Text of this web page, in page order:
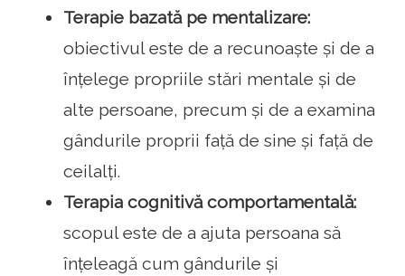
Terapie bazată pe mentalizare:
obiectivul este de a recunoaște și de a
înțelege propriile stări mentale și de
alte persoane, precum și de a examina
gândurile proprii față de sine și față de
ceilalți.
Terapia cognitivă comportamentală:
scopul este de a ajuta persoana să
înțeleagă cum gândurile și